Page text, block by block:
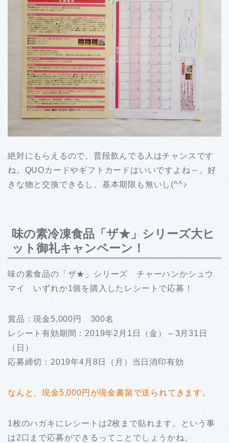
絶対にもらえるので、普段飲んでる人はチャンスです
ね。QUOカードやギフトカードはいいですよね～。好
きな物と交換できるし、基本期限も無いし(^^♪
味の素冷凍食品「ザ★」シリーズ大ヒ
ット御礼キャンペーン！
味の素食品の「ザ★」シリーズ チャーハンかシュウ
マイ いずれか1個を購入したレシートで応募！
賞品：現金5,000円 300名
レシート有効期間：2019年2月1日（金）～3月31日
（日）
応募締切：2019年4月8日（月）当日消印有効
なんと、現金5,000円が現金書留で送られてきます。
1枚のハガキにレシートは2枚まで貼れます。という事
は2口まで応募ができるってことでしょうかね。